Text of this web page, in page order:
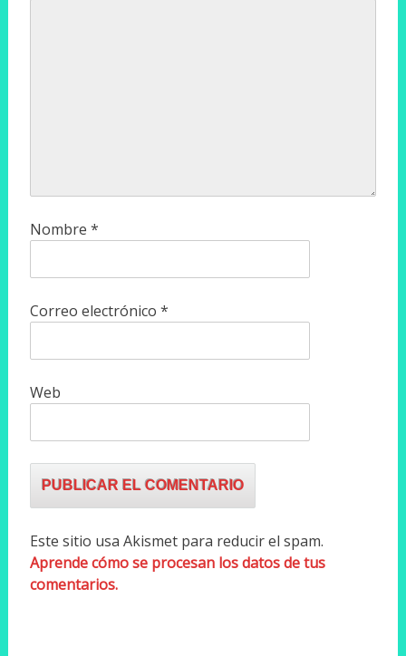
Nombre *
Correo electrónico *
Web
Este sitio usa Akismet para reducir el spam.
Aprende cómo se procesan los datos de tus
comentarios.